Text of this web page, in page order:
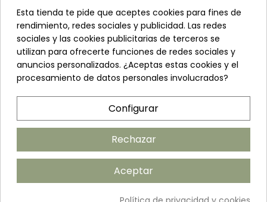
Los más vendidos
Sobre nosotros
Pon tu planta guapa
Preguntas frecuentes
Mi cuenta
Contacto
Envíos y Devoluciones
Venta a profesionales
Términos y condiciones
Política de cookies
Esta tienda te pide que aceptes cookies para fines de
rendimiento, redes sociales y publicidad. Las redes
sociales y las cookies publicitarias de terceros se
utilizan para ofrecerte funciones de redes sociales y
anuncios personalizados. ¿Aceptas estas cookies y el
procesamiento de datos personales involucrados?
Configurar
Rechazar
Aceptar